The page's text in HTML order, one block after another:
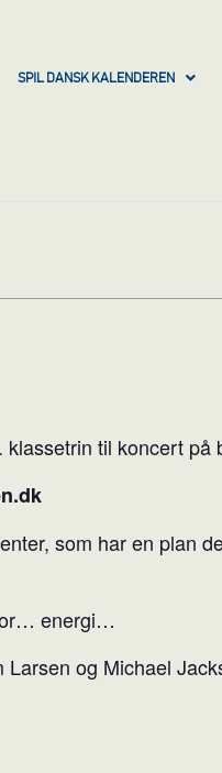
SPIL DANSK KALENDEREN
til koncert på
som har en plan
energi…
og Michael